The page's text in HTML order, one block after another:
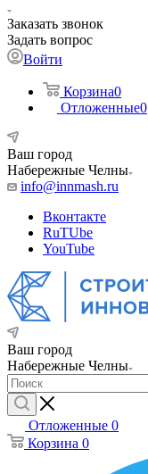
Заказать звонок
Задать вопрос
Войти
Корзина0
Отложенные0
Ваш город
Набережные Челны
info@innmash.ru
Вконтакте
RuTUbe
YouTube
Ваш город
Набережные Челны
Отложенные 0
Корзина 0